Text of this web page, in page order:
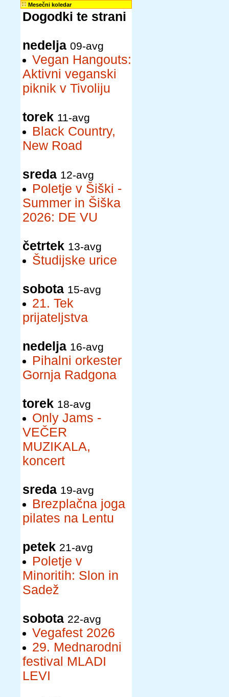
Mesečni koledar
Dogodki te strani
nedelja 09-avg
Vegan Hangouts:
Aktivni veganski
piknik v Tivoliju
torek 11-avg
Black Country,
New Road
sreda 12-avg
Poletje v Šiški -
Summer in Šiška
2026: DE VU
četrtek 13-avg
Študijske urice
sobota 15-avg
21. Tek
prijateljstva
nedelja 16-avg
Pihalni orkester
Gornja Radgona
torek 18-avg
Only Jams -
VEČER
MUZIKALA,
koncert
sreda 19-avg
Brezplačna joga
pilates na Lentu
petek 21-avg
Poletje v
Minoritih: Slon in
Sadež
sobota 22-avg
Vegafest 2026
29. Mednarodni
festival MLADI
LEVI